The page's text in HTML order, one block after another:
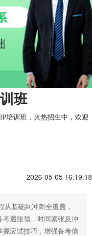
班
培训班，火热招生中，欢迎
2026-05-05 16:19:18
基础到冲刺全覆盖，
遇瓶颈、时间紧张及冲
握应试技巧，增强备考信